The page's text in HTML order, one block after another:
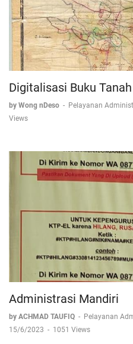
Digitalisasi Buku
by Wong nDeso - Pelayanan
Views
Administrasi Mandiri
by ACHMAD TAUFIQ - Pelayanan
15/6/2023 - 1051 Views